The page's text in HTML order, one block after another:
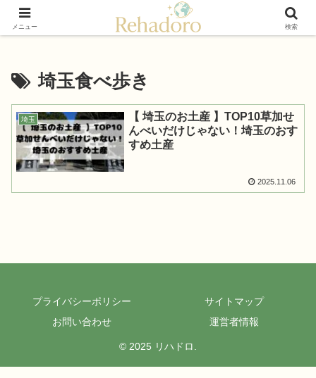
癒しと再発見の“黄金旅”ガイド
埼玉食べ歩き
埼玉
【 埼玉のお土産 】TOP10草加せ
んべいだけじゃない！埼玉のおす
すめ土産
2025.11.06
プライバシーポリシー
サイトマップ
お問い合わせ
運営者情報
© 2025 リハドロ.
メニュー 検索